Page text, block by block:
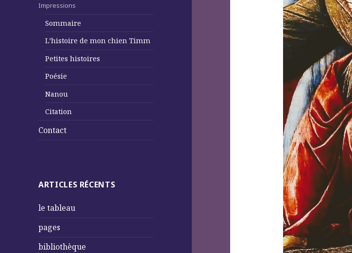
Impressions
Sommaire
L’histoire de mon chien Timm
Petites histoires
Poésie
Nanou
Citation
Contact
ARTICLES RÉCENTS
le tableau
pages
bibliothèque